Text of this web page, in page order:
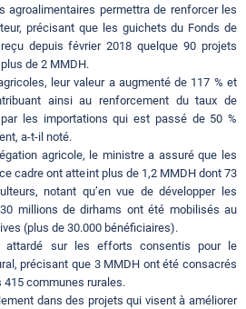
agroalimentaires permettra de renforcer les
précisant que les guichets du Fonds de
depuis février 2018 quelque 90 projets
de 2 MMDH.
leur valeur a augmenté de 117 % et
ainsi au renforcement du taux de
les importations qui est passé de 50 %
a-t-il noté.
agricole, le ministre a assuré que les
cadre ont atteint plus de 1,2 MMDH dont 73
notant qu’en vue de développer les
millions de dirhams ont été mobilisés au
(plus de 30.000 bénéficiaires).
attardé sur les efforts consentis pour le
précisant que 3 MMDH ont été consacrés
415 communes rurales.
dans des projets qui visent à améliorer